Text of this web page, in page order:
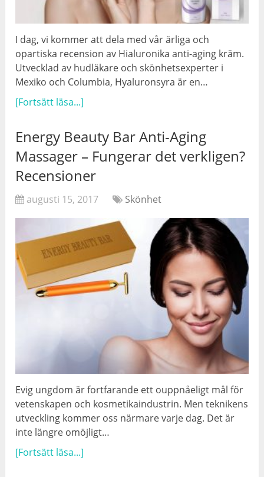
I dag, vi kommer att dela med vår ärliga och
opartiska recension av Hialuronika anti-aging kräm.
Utvecklad av hudläkare och skönhetsexperter i
Mexiko och Columbia, Hyaluronsyra är en…
[Fortsätt läsa...]
Energy Beauty Bar Anti-Aging
Massager – Fungerar det verkligen?
Recensioner
augusti 15, 2017 Skönhet
Evig ungdom är fortfarande ett ouppnåeligt mål för
vetenskapen och kosmetikaindustrin. Men teknikens
utveckling kommer oss närmare varje dag. Det är
inte längre omöjligt…
[Fortsätt läsa...]